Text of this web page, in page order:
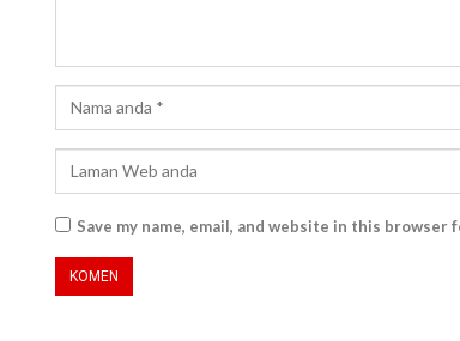
Save my name, email, and website in this